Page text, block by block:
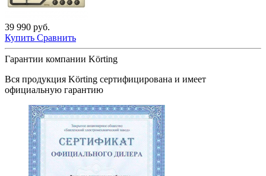
39 990 руб.
Купить Сравнить
Гарантии компании Körting
Вся продукция Körting сертифицирована и имеет
официальную гарантию